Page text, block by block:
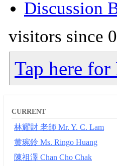
Discussion
visitors since
Tap here
CURRENT
林耀財 老師 Mr. Y. C. Lam
黄琬鈴 Ms. Ringo Huang
陳祖澤 Chan Cho Chak